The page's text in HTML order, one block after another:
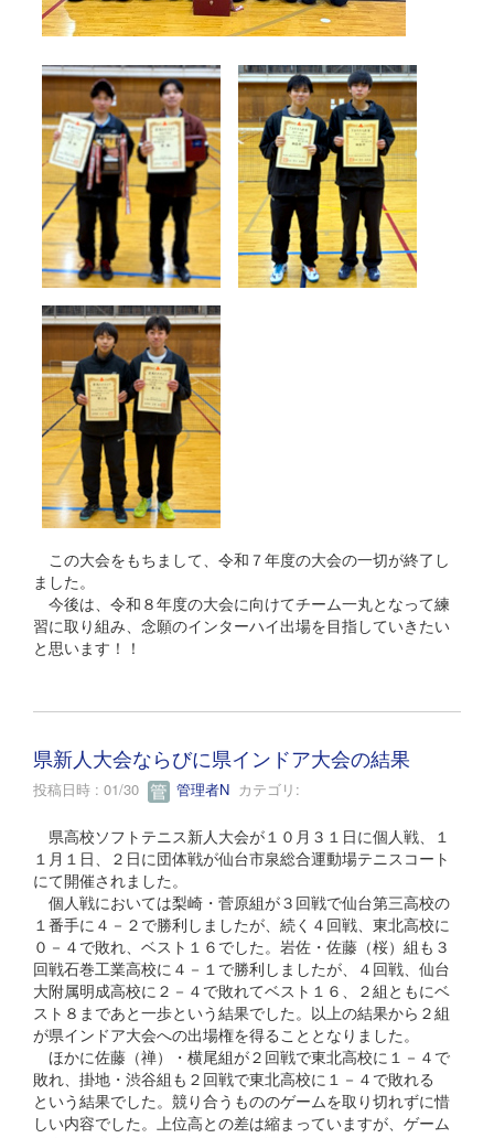
この大会をもちまして、令和７年度の大会の一切が終了し
ました。
今後は、令和８年度の大会に向けてチーム一丸となって練
習に取り組み、念願のインターハイ出場を目指していきたい
と思います！！
県新人大会ならびに県インドア大会の結果
投稿日時 : 01/30 管理者N カテゴリ:
県高校ソフトテニス新人大会が１０月３１日に個人戦、１
１月１日、２日に団体戦が仙台市泉総合運動場テニスコート
にて開催されました。
個人戦においては梨崎・菅原組が３回戦で仙台第三高校の
１番手に４－２で勝利しましたが、続く４回戦、東北高校に
０－４で敗れ、ベスト１６でした。岩佐・佐藤（桜）組も３
回戦石巻工業高校に４－１で勝利しましたが、４回戦、仙台
大附属明成高校に２－４で敗れてベスト１６、２組ともにベ
スト８まであと一歩という結果でした。以上の結果から２組
が県インドア大会への出場権を得ることとなりました。
ほかに佐藤（禅）・横尾組が２回戦で東北高校に１－４で
敗れ、掛地・渋谷組も２回戦で東北高校に１－４で敗れる
という結果でした。競り合うもののゲームを取り切れずに惜
しい内容でした。上位高との差は縮まっていますが、ゲーム